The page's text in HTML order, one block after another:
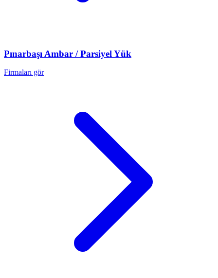
Pınarbaşı Ambar / Parsiyel Yük
Firmaları gör